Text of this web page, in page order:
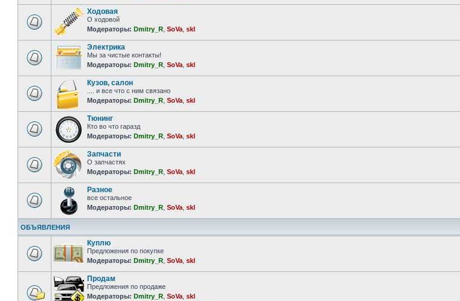
Ходовая
О ходовой
Модераторы: Dmitry_R SoVa skl
Электрика
Мы за чистые контакты!
Модераторы: Dmitry_R SoVa skl
Кузов, салон
.... и все что с ним связано
Модераторы: Dmitry_R SoVa skl
Тюнинг
Кто во что гаразд
Модераторы: Dmitry_R SoVa skl
Запчасти
О запчастях
Модераторы: Dmitry_R SoVa skl
Разное
все остальное
Модераторы: Dmitry_R SoVa skl
ОБЪЯВЛЕНИЯ
Куплю
Предложения по покупке
Модераторы: Dmitry_R SoVa skl
Продам
Предложения по продаже
Модераторы: Dmitry_R SoVa skl